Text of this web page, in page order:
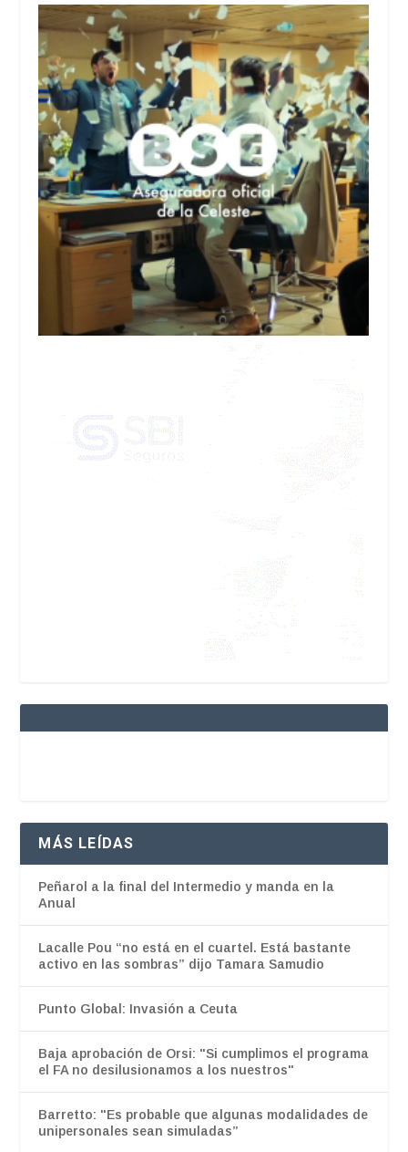
MÁS LEÍDAS
Peñarol a la final del Intermedio y manda en la
Anual
Lacalle Pou “no está en el cuartel. Está bastante
activo en las sombras” dijo Tamara Samudio
Punto Global: Invasión a Ceuta
Baja aprobación de Orsi: "Si cumplimos el programa
el FA no desilusionamos a los nuestros"
Barretto: "Es probable que algunas modalidades de
unipersonales sean simuladas”